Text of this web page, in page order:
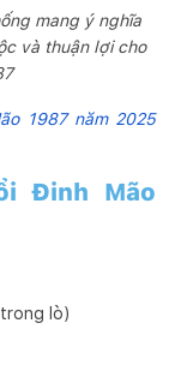
mang ý nghĩa
và thuận lợi cho
1987 năm 2025
Đinh Mão
lò)